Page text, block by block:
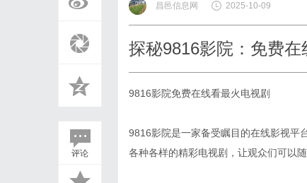
›
评论
昌邑信息网 2025-10-09
探秘9816影院：免费在
9816影院免费在线看最火电视剧
9816影院是一家备受瞩目的在线影视平
各种各样的精彩电视剧，让观众们可以随